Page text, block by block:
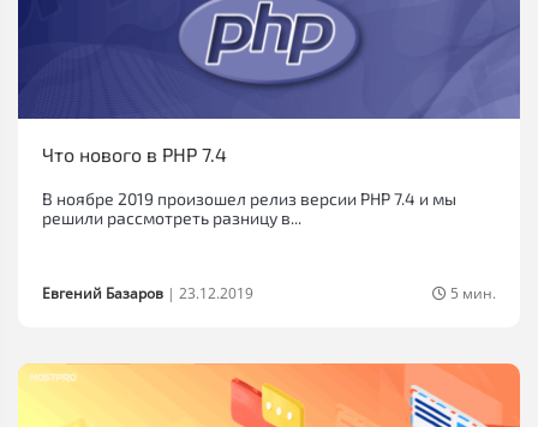
Что нового в PHP 7.4
В ноябре 2019 произошел релиз версии PHP 7.4 и мы
решили рассмотреть разницу в...
Евгений Базаров | 23.12.2019 5 мин.